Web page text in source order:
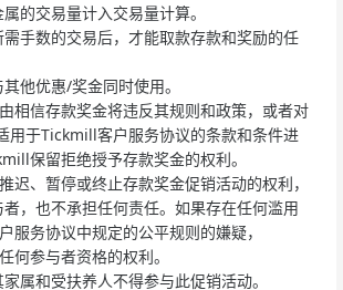
的交易量计入交易量计算。
手数的交易后，才能取款存款和奖励的任
他优惠/奖金同时使用。
相信存款奖金将违反其规则和政策，或者对
用于Tickmill客户服务协议的条款和条件进
保留拒绝授予存款奖金的权利。
迟、暂停或终止存款奖金促销活动的权利，
，也不承担任何责任。如果存在任何滥用
服务协议中规定的公平规则的嫌疑，
何参与者资格的权利。
属和受扶养人不得参与此促销活动。